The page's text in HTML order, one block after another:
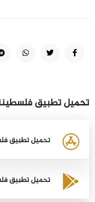
تحميل تطبيق
تحميل تطبيق
تحميل تطبيق